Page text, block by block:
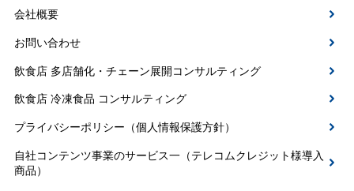
会社概要
お問い合わせ
飲食店 多店舗化・チェーン展開コンサルティング
飲食店 冷凍食品 コンサルティング
プライバシーポリシー（個人情報保護方針）
自社コンテンツ事業のサービス一（テレコムクレジット様導入
商品）